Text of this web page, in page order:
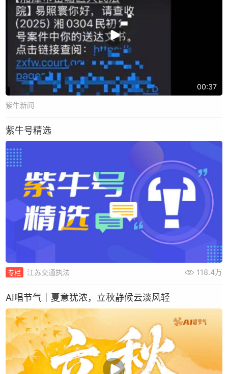
00:37
紫牛新闻
紫牛号精选
专栏 江苏交通执法 118.4万
AI唱节气｜夏意犹浓，立秋静候云淡风轻